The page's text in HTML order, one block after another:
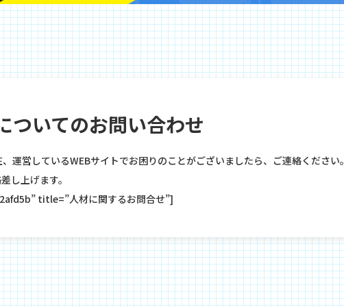
ついてのお問い合わせ
運営しているWEBサイトでお困りのことがございましたら、ご連絡ください。
し上げます。
title=”人材に関するお問合せ”]